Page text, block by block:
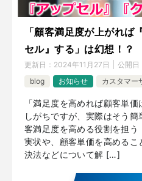
「顧客満足度が上がれば
セル』する」は幻想！？
更新日： 2024年11月27日 公開日
blog
お知らせ カスタマー
「満足度を高めれば顧客単
しがちですが、実際はそう
客満足度を高める役割を担
実状や、顧客単価を高める
決法などについて解 […]